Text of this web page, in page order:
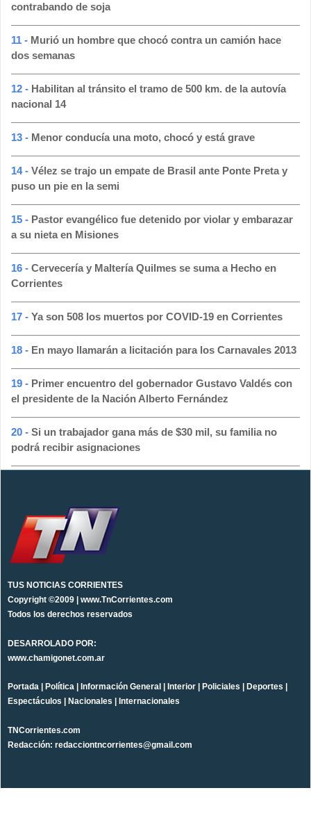
contrabando de soja
11 - Murió un hombre que chocó contra un camión hace
dos semanas
12 - Habilitan al tránsito el tramo de 500 km. de la autovía
nacional 14
13 - Menor conducía una moto, chocó y está grave
14 - Vélez se trajo un empate de Brasil ante Ponte Preta y
puso un pie en la semi
15 - Pastor evangélico fue detenido por violar y embarazar
a su nieta en Misiones
16 - Cervecería y Maltería Quilmes se suma a Hecho en
Corrientes
17 - Ya son 508 los muertos por COVID-19 en Corrientes
18 - En mayo llamarán a licitación para los Carnavales 2013
19 - Primer encuentro del gobernador Gustavo Valdés con
el presidente de la Nación Alberto Fernández
20 - Si un trabajador gana más de $30 mil, su familia no
podrá recibir asignaciones
TUS NOTICIAS CORRIENTES
Copyright ©2009 | www.TnCorrientes.com
Todos los derechos reservados
DESARROLADO POR:
www.chamigonet.com.ar
Portada Política Información General Interior Policiales Deportes
Espectáculos
Nacionales Internacionales
TNCorrientes.com
Redacción: redacciontncorrientes@gmail.com